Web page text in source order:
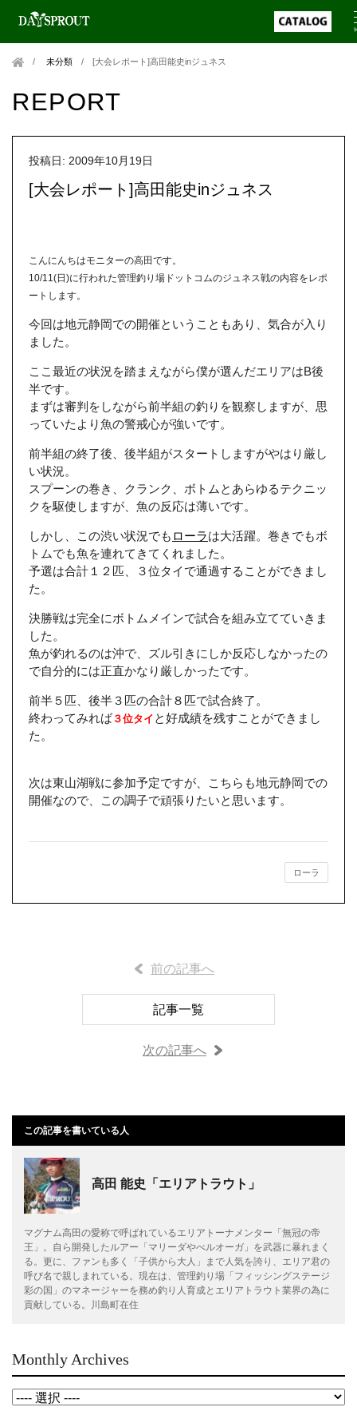
未分類 /[大会レポート]高田能史inジュネス
REPORT
投稿日: 2009年10月19日
[大会レポート]高田能史inジュネス
こんにんちはモニターの高田です。
10/11(日)に行われた管理釣り場ドットコムのジュネス戦の内容をレポ
ートします。
今回は地元静岡での開催ということもあり、気合が入り
ました。
ここ最近の状況を踏まえながら僕が選んだエリアはB後
半です。
まずは審判をしながら前半組の釣りを観察しますが、思
っていたより魚の警戒心が強いです。
前半組の終了後、後半組がスタートしますがやはり厳し
い状況。
スプーンの巻き、クランク、ボトムとあらゆるテクニッ
クを駆使しますが、魚の反応は薄いです。
しかし、この渋い状況でも ローラは大活躍。巻きでもボ
トムでも魚を連れてきてくれました。
予選は合計１２匹、３位タイで通過することができまし
た。
決勝戦は完全にボトムメインで試合を組み立てていきま
した。
魚が釣れるのは沖で、ズル引きにしか反応しなかったの
で自分的には正直かなり厳しかったです。
前半５匹、後半３匹の合計８匹で試合終了。
終わってみれば ３位タイ と好成績を残すことができまし
た。
次は東山湖戦に参加予定ですが、こちらも地元静岡での
開催なので、この調子で頑張りたいと思います。
ローラ
前の記事へ
記事一覧
次の記事へ
この記事を書いている人
高田 能史「エリアトラウト」
マグナム高田の愛称で呼ばれているエリアトーナメンター「無冠の帝
王」。自ら開発したルアー「マリーダやべルオーガ」を武器に暴れまく
る。更に、ファンも多く「子供から大人」まで人気を誇り、エリア君の
呼び名で親しまれている。現在は、管理釣り場「フィッシングステージ
彩の国」のマネージャーを務め釣り人育成とエリアトラウト業界の為に
貢献している。川島町在住
Monthly Archives